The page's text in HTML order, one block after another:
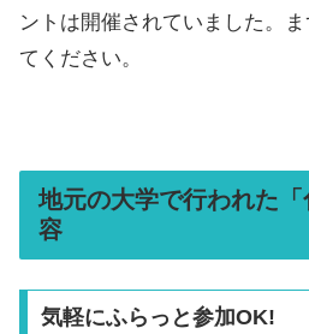
ントは開催されていました。
てください。
地元の大学で行われた
容
気軽にふらっと参加OK!